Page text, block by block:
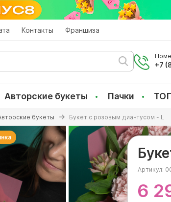
Контакты Франшиза
+7
Авторские букеты Пачки
букеты Букет с розовым диантусом - L
Артикул:
6